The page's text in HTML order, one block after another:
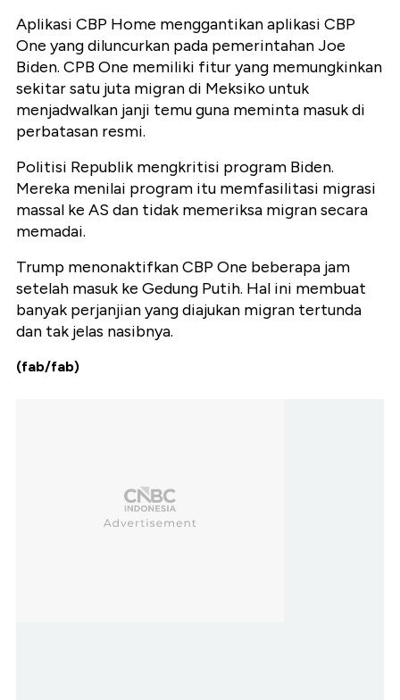
Aplikasi CBP Home menggantikan aplikasi CBP
One yang diluncurkan pada pemerintahan Joe
Biden. CPB One memiliki fitur yang memungkinkan
sekitar satu juta migran di Meksiko untuk
menjadwalkan janji temu guna meminta masuk di
perbatasan resmi.
Politisi Republik mengkritisi program Biden.
Mereka menilai program itu memfasilitasi migrasi
massal ke AS dan tidak memeriksa migran secara
memadai.
Trump menonaktifkan CBP One beberapa jam
setelah masuk ke Gedung Putih. Hal ini membuat
banyak perjanjian yang diajukan migran tertunda
dan tak jelas nasibnya.
(fab/fab)